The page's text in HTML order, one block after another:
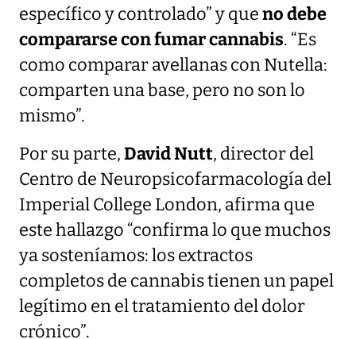
específico y controlado” y queno debe
compararse con fumar cannabis. “Es
como comparar avellanas con Nutella:
comparten una base, pero no son lo
mismo”.
Por su parte,David Nutt, director del
Centro de Neuropsicofarmacología del
Imperial College London, afirma que
este hallazgo “confirma lo que muchos
ya sosteníamos: los extractos
completos de cannabis tienen un papel
legítimo en el tratamiento del dolor
crónico”.